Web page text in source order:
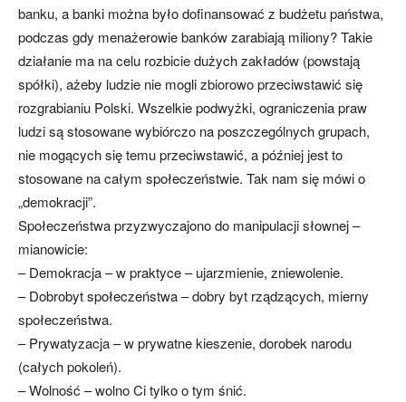
banku, a banki można było dofinansować z budżetu państwa,
podczas gdy menażerowie banków zarabiają miliony? Takie
działanie ma na celu rozbicie dużych zakładów (powstają
spółki), ażeby ludzie nie mogli zbiorowo przeciwstawić się
rozgrabianiu Polski. Wszelkie podwyżki, ograniczenia praw
ludzi są stosowane wybiórczo na poszczególnych grupach,
nie mogących się temu przeciwstawić, a później jest to
stosowane na całym społeczeństwie. Tak nam się mówi o
„demokracji”.
Społeczeństwa przyzwyczajono do manipulacji słownej –
mianowicie:
– Demokracja – w praktyce – ujarzmienie, zniewolenie.
– Dobrobyt społeczeństwa – dobry byt rządzących, mierny
społeczeństwa.
– Prywatyzacja – w prywatne kieszenie, dorobek narodu
(całych pokoleń).
– Wolność – wolno Ci tylko o tym śnić.